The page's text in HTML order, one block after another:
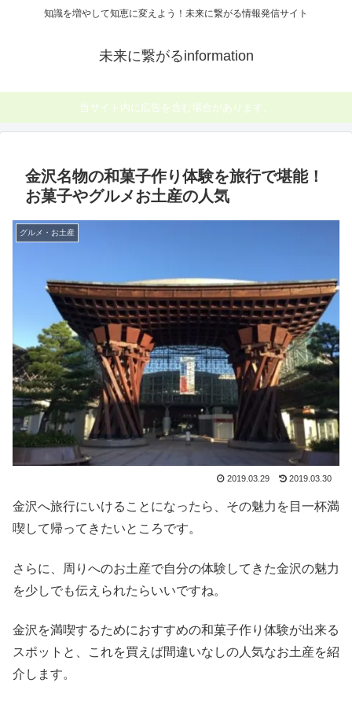
知識を増やして知恵に変えよう！未来に繋がる情報発信サイト
未来に繋がるinformation
当サイト内に広告を含む場合があります。
金沢名物の和菓子作り体験を旅行で堪能！
お菓子やグルメお土産の人気
グルメ・お土産
2019.03.29 2019.03.30
金沢へ旅行にいけることになったら、その魅力を目一杯満
喫して帰ってきたいところです。
さらに、周りへのお土産で自分の体験してきた金沢の魅力
を少しでも伝えられたらいいですね。
金沢を満喫するためにおすすめの和菓子作り体験が出来る
スポットと、これを買えば間違いなしの人気なお土産を紹
介します。